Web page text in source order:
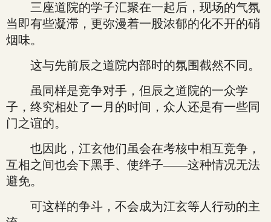
三座道院的学子汇聚在一起后，现场的气氛
当即有些凝滞，更弥漫着一股浓郁的化不开的硝
烟味。
这与先前辰之道院内部时的氛围截然不同。
虽同样是竞争对手，但辰之道院的一众学
子，终究相处了一月的时间，众人还是有一些同
门之谊的。
也因此，江玄他们虽会在考核中相互竞争，
互相之间也会下黑手、使绊子——这种情况无法
避免。
可这样的争斗，不会成为江玄等人行动的主